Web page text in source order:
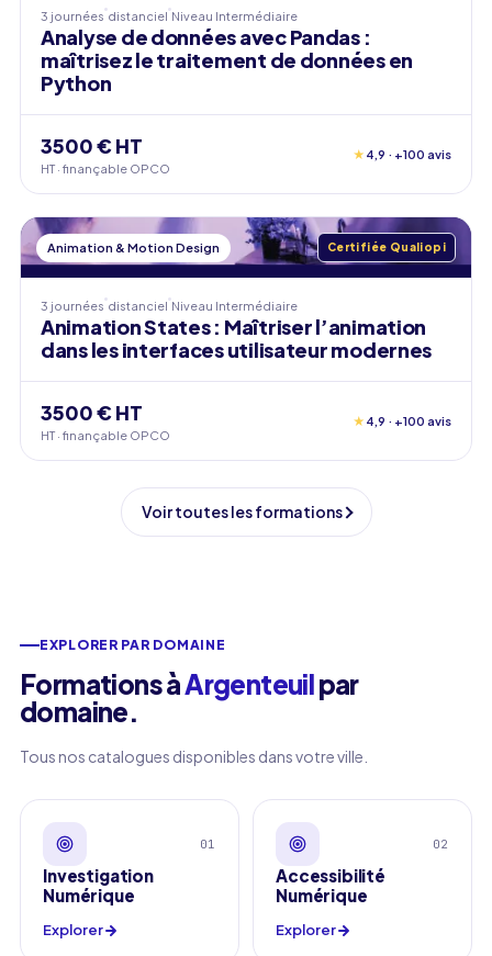
3 journées distanciel Niveau Intermédiaire
Analyse de données avec Pandas :
maîtrisez le traitement de données en
Python
3500 € HT
HT · finançable OPCO
★ 4,9 · +100 avis
Animation & Motion Design Certifiée Qualiopi
3 journées distanciel Niveau Intermédiaire
Animation States : Maîtriser l’animation
dans les interfaces utilisateur modernes
3500 € HT
HT · finançable OPCO
★ 4,9 · +100 avis
Voir toutes les formations
EXPLORER PAR DOMAINE
Formations àArgenteuilpar
domaine.
Tous nos catalogues disponibles dans votre ville.
01
Investigation
Numérique
Explorer
02
Accessibilité
Numérique
Explorer